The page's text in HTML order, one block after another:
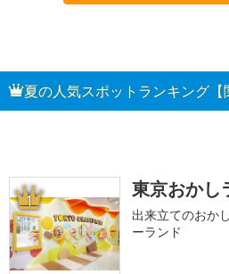
夏の人気スポットランキング【
1 東京おかし
出来立てのおか
ーランド